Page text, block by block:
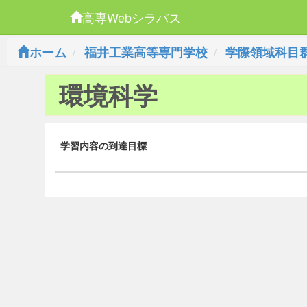
高専Webシラバス
ホーム
福井工業高等専門学校 学際領域科目
環境科学
学習内容の到達目標